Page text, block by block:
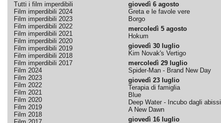
Tutti i film imperdibili
Film imperdibili 2024
Film imperdibili 2023
Film imperdibili 2022
Film imperdibili 2021
Film imperdibili 2020
Film imperdibili 2019
Film imperdibili 2018
Film imperdibili 2017
Film 2024
Film 2023
Film 2022
Film 2021
Film 2020
Film 2019
Film 2018
giovedì 6 agosto
Greta e le favole vere
Borgo
mercoledì 5 agosto
Hokum
giovedì 30 luglio
Kim Novak's Vertigo
mercoledì 29 luglio
Spider-Man - Brand New Day
giovedì 23 luglio
Terapia di famiglia
Blue
Deep Water - Incubo dagli abissi
A New Dawn
giovedì 16 luglio